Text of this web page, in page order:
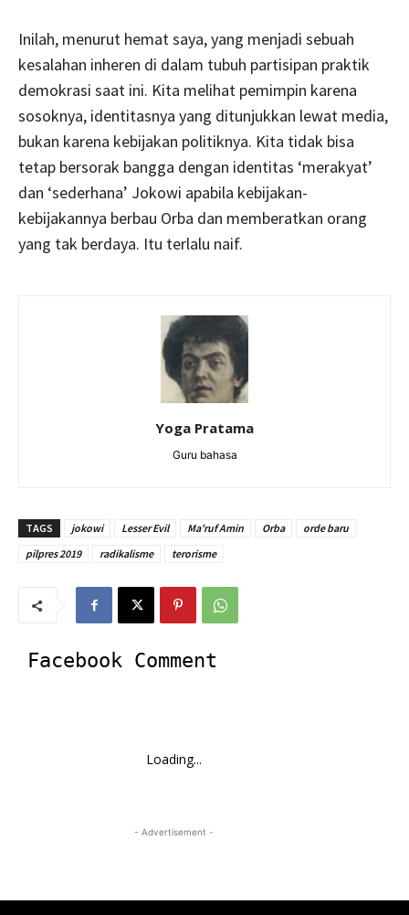
Inilah, menurut hemat saya, yang menjadi sebuah
kesalahan inheren di dalam tubuh partisipan praktik
demokrasi saat ini. Kita melihat pemimpin karena
sosoknya, identitasnya yang ditunjukkan lewat media,
bukan karena kebijakan politiknya. Kita tidak bisa
tetap bersorak bangga dengan identitas ‘merakyat’
dan ‘sederhana’ Jokowi apabila kebijakan-
kebijakannya berbau Orba dan memberatkan orang
yang tak berdaya. Itu terlalu naif.
Yoga Pratama
Guru bahasa
TAGS jokowi Lesser Evil Ma'ruf Amin Orba
orde baru
pilpres 2019
radikalisme terorisme
Facebook Comment
Loading...
- Advertisement -